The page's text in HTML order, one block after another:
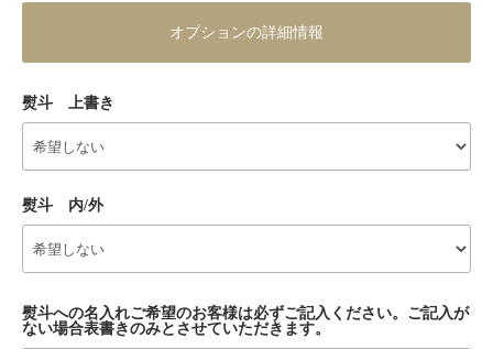
オプションの詳細情報
熨斗 上書き
熨斗 内/外
熨斗への名入れご希望のお客様は必ずご記入ください。ご記入が
ない場合表書きのみとさせていただきます。